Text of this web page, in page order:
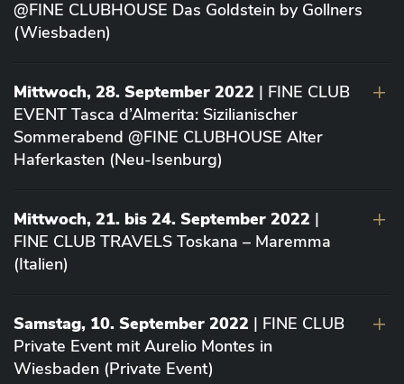
@FINE CLUBHOUSE Das Goldstein by Gollners
(Wiesbaden)
Mittwoch, 28. September 2022 | FINE CLUB
EVENT Tasca d’Almerita: Sizilianischer
Sommerabend @FINE CLUBHOUSE Alter
Haferkasten (Neu-Isenburg)
Mittwoch, 21. bis 24. September 2022 |
FINE CLUB TRAVELS Toskana – Maremma
(Italien)
Samstag, 10. September 2022 | FINE CLUB
Private Event mit Aurelio Montes in
Wiesbaden (Private Event)